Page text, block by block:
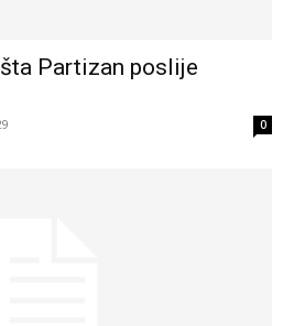
Partizan poslije
0